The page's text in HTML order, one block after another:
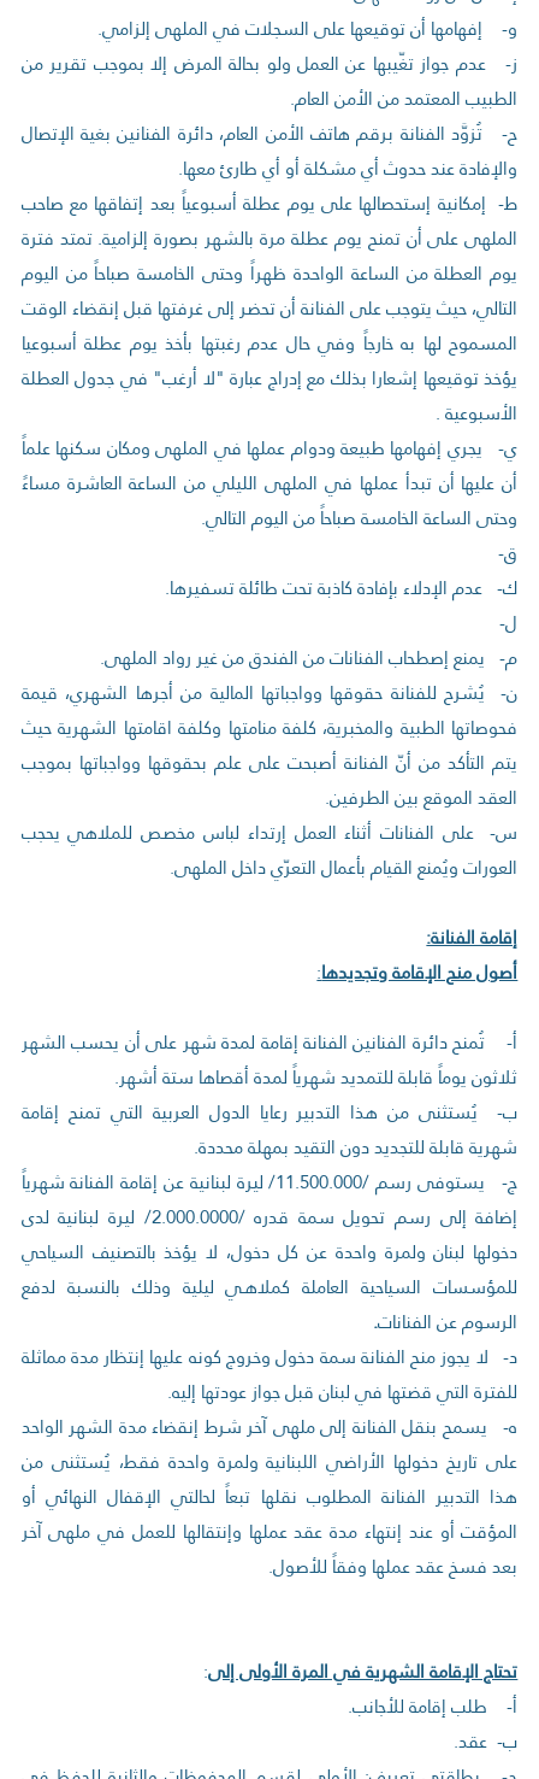
‌و- إفهامها أن توقيعها على السجلات في الملهى إلزامي.
‌ز- عدم جواز تغّيبها عن العمل ولو بحالة المرض إلا بموجب تقرير من
الطبيب المعتمد من الأمن العام.
‌ح- تُزوَّد الفنانة برقم هاتف الأمن العام، دائرة الفنانين بغية الإتصال
والإفادة عند حدوث أي مشكلة أو أي طارئ معها.
‌ط- إمكانية إستحصالها على يوم عطلة أسبوعياً بعد إتفاقها مع صاحب
الملهى على أن تمنح يوم عطلة مرة بالشهر بصورة إلزامية. تمتد فترة
يوم العطلة من الساعة الواحدة ظهراً وحتى الخامسة صباحاً من اليوم
التالي، حيث يتوجب على الفنانة أن تحضر إلى غرفتها قبل إنقضاء الوقت
المسموح لها به خارجاً وفي حال عدم رغبتها بأخذ يوم عطلة أسبوعيا
يؤخذ توقيعها إشعارا بذلك مع إدراج عبارة "لا أرغب" في جدول العطلة
الأسبوعية .
‌ي- يجري إفهامها طبيعة ودوام عملها في الملهى ومكان سكنها علماً
أن عليها أن تبدأ عملها في الملهى الليلي من الساعة العاشرة مساءً
وحتى الساعة الخامسة صباحاً من اليوم التالي.
ق-
‌ك- عدم الإدلاء بإفادة كاذبة تحت طائلة تسفيرها.
‌ل-
‌م- يمنع إصطحاب الفنانات من الفندق من غير رواد الملهى.
‌ن- يُشرح للفنانة حقوقها وواجباتها المالية من أجرها الشهري، قيمة
فحوصاتها الطبية والمخبرية، كلفة منامتها وكلفة اقامتها الشهرية حيث
يتم التأكد من أنّ الفنانة أصبحت على علم بحقوقها وواجباتها بموجب
العقد الموقع بين الطرفين.
‌س- على الفنانات أثناء العمل إرتداء لباس مخصص للملاهي يحجب
العورات ويُمنع القيام بأعمال التعرّي داخل الملهى.
إقامة الفنانة:
أصول منح الإقامة وتجديدها:
‌أ- تُمنح دائرة الفنانين الفنانة إقامة لمدة شهر على أن يحسب الشهر
ثلاثون يوماً قابلة للتمديد شهرياً لمدة أقصاها ستة أشهر.
‌ب- يُستثنى من هذا التدبير رعايا الدول العربية التي تمنح إقامة
شهرية قابلة للتجديد دون التقيد بمهلة محددة.
‌ج- يستوفى رسم /11.500.000/ ليرة لبنانية عن إقامة الفنانة شهرياً
إضافة إلى رسم تحويل سمة قدره /2.000.0000/ ليرة لبنانية لدى
دخولها لبنان ولمرة واحدة عن كل دخول، لا يؤخذ بالتصنيف السياحي
للمؤسسات السياحية العاملة كملاهـي ليلية وذلك بالنسبة لدفع
الرسوم عن الفنانات.
‌د- لا يجوز منح الفنانة سمة دخول وخروج كونه عليها إنتظار مدة مماثلة
للفترة التي قضتها في لبنان قبل جواز عودتها إليه.
‌ه- يسمح بنقل الفنانة إلى ملهى آخر شرط إنقضاء مدة الشهر الواحد
على تاريخ دخولها الأراضي اللبنانية ولمرة واحدة فقط، يُستثنى من
هذا التدبير الفنانة المطلوب نقلها تبعاً لحالتي الإقفال النهائي أو
المؤقت أو عند إنتهاء مدة عقد عملها وإنتقالها للعمل في ملهى آخر
بعد فسخ عقد عملها وفقاً للأصول.
تحتاج الإقامة الشهرية في المرة الأولى إلى:
‌أ- طلب إقامة للأجانب.
‌ب- عقد.